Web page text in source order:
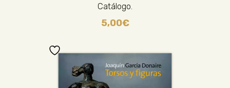
Catálogo.
5,00€